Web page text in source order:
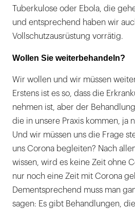
Tuberkulose oder Ebola, die
und entsprechend haben wir
Vollschutzausrüstung vorrätig.
Wollen Sie weiterbehandeln?
Wir wollen und wir müssen
Erstens ist es so, dass die
nehmen ist, aber der
die in unsere Praxis kommen, ja
Und wir müssen uns die Frage
uns Corona begleiten? Nach
wissen, wird es keine Zeit ohne
nur noch eine Zeit mit Corona
Dementsprechend muss man
sagen: Es gibt Behandlungen,